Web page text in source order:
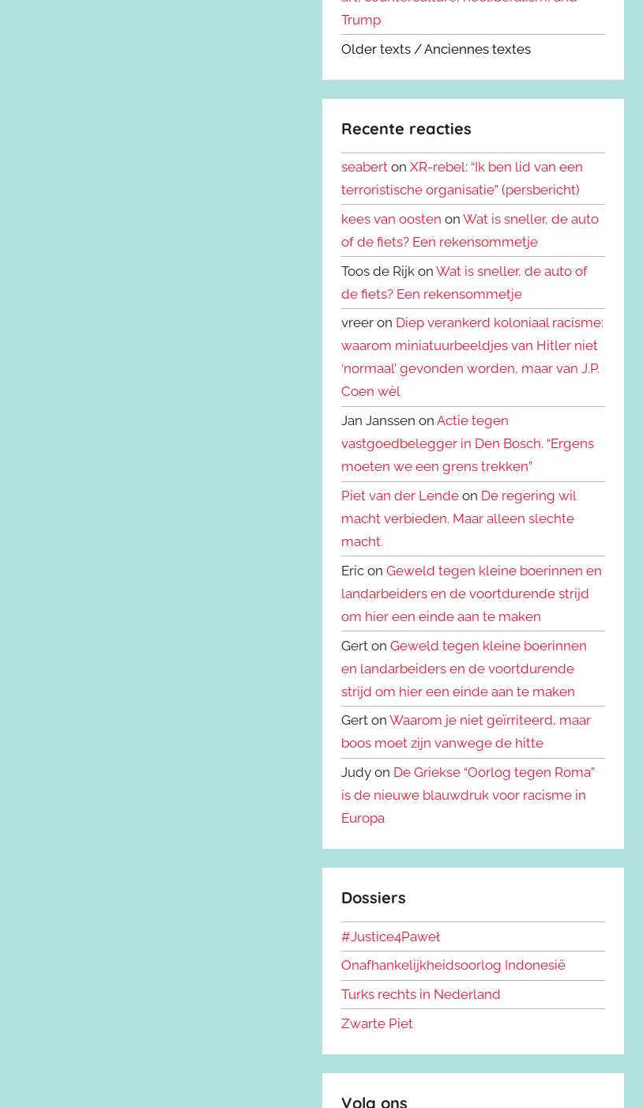
Trump
Older texts / Anciennes textes
Recente reacties
seabert onXR-rebel: “Ik ben lid van een
terroristische organisatie” (persbericht)
kees van oosten onWat is sneller, de auto
of de fiets? Een rekensommetje
Toos de Rijk onWat is sneller, de auto of
de fiets? Een rekensommetje
vreer on Diep verankerd koloniaal racisme:
waarom miniatuurbeeldjes van Hitler niet
‘normaal’ gevonden worden, maar van J.P.
Coen wèl
Jan Janssen onActie tegen
vastgoedbelegger in Den Bosch. “Ergens
moeten we een grens trekken”
Piet van der Lende on De regering wil
macht verbieden. Maar alleen slechte
macht.
Eric onGeweld tegen kleine boerinnen en
landarbeiders en de voortdurende strijd
om hier een einde aan te maken
Gert onGeweld tegen kleine boerinnen
en landarbeiders en de voortdurende
strijd om hier een einde aan te maken
Gert onWaarom je niet geïrriteerd, maar
boos moet zijn vanwege de hitte
Judy on De Griekse “Oorlog tegen Roma”
is de nieuwe blauwdruk voor racisme in
Europa
Dossiers
#Justice4Paweł
Onafhankelijkheidsoorlog Indonesië
Turks rechts in Nederland
Zwarte Piet
Volg ons